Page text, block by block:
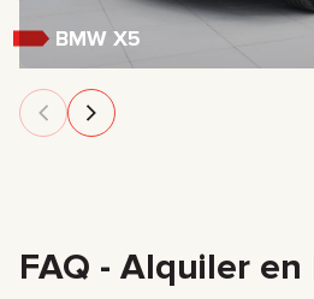
BMW X5
FAQ - Alquiler en